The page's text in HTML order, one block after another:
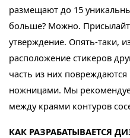
размещают до 15
больше? Можно.
утверждение. Опять-таки,
расположение стикеров
часть из них
ножницами. Мы
между краями контуров
КАК РАЗРАБАТЫВАЕТСЯ